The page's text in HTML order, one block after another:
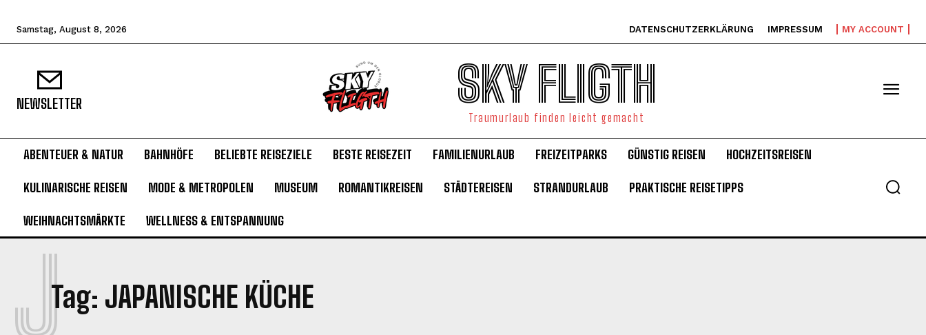
Samstag, August 8, 2026 DATENSCHUTZERKLÄRUNG IMPRESSUM MY ACCOUNT
NEWSLETTER SKY FLIGTH
Traumurlaub finden leicht gemacht
ABENTEUER & NATUR BAHNHÖFE BELIEBTE REISEZIELE BESTE REISEZEIT FAMILIENURLAUB FREIZEITPARKS GÜNSTIG REISEN HOCHZEITSREISEN
KULINARISCHE REISEN MODE & METROPOLEN MUSEUM ROMANTIKREISEN STÄDTEREISEN STRANDURLAUB PRAKTISCHE REISETIPPS
WEIHNACHTSMÄRKTE WELLNESS & ENTSPANNUNG
Tag: JAPANISCHE KÜCHE
J